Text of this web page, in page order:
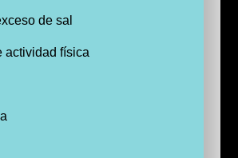
de sal
actividad física